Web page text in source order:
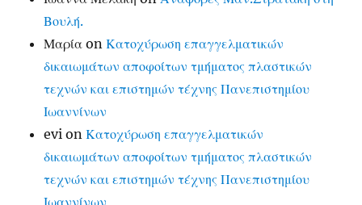
Βουλή.
Μαρία onΚατοχύρωση επαγγελματικών
δικαιωμάτων αποφοίτων τμήματος πλαστικών
τεχνών και επιστημών τέχνης Πανεπιστημίου
Ιωαννίνων
evi onΚατοχύρωση επαγγελματικών
δικαιωμάτων αποφοίτων τμήματος πλαστικών
τεχνών και επιστημών τέχνης Πανεπιστημίου